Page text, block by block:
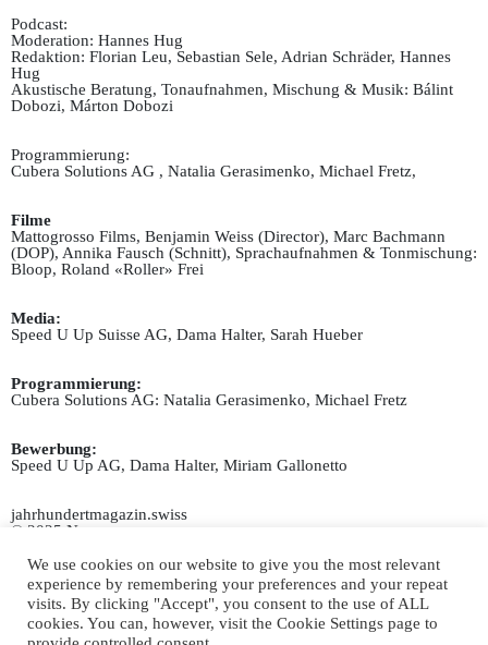
Podcast:
Moderation: Hannes Hug
Redaktion: Florian Leu, Sebastian Sele, Adrian Schräder, Hannes
Hug
Akustische Beratung, Tonaufnahmen, Mischung & Musik: Bálint
Dobozi, Márton Dobozi
Programmierung:
Cubera Solutions AG , Natalia Gerasimenko, Michael Fretz,
Filme
Mattogrosso Films, Benjamin Weiss (Director), Marc Bachmann
(DOP), Annika Fausch (Schnitt), Sprachaufnahmen & Tonmischung:
Bloop, Roland «Roller» Frei
Media:
Speed U Up Suisse AG, Dama Halter, Sarah Hueber
Programmierung:
Cubera Solutions AG: Natalia Gerasimenko, Michael Fretz
Bewerbung:
Speed U Up AG, Dama Halter, Miriam Gallonetto
jahrhundertmagazin.swiss
© 2025 Nagra
We use cookies on our website to give you the most relevant
experience by remembering your preferences and your repeat
visits. By clicking "Accept", you consent to the use of ALL
cookies. You can, however, visit the Cookie Settings page to